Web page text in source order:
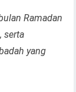
Ramadan
serta
yang